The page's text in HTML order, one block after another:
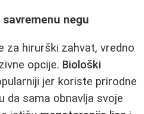
negu
za hirurški zahvat, vredno
opcije. Biološki
jer koriste prirodne
da sama obnavlja svoje